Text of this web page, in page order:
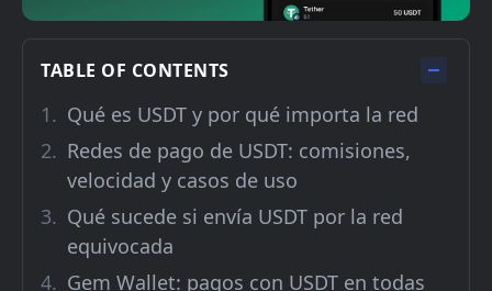
TABLE OF CONTENTS
Qué es USDT y por qué importa la red
Redes de pago de USDT: comisiones,
velocidad y casos de uso
Qué sucede si envía USDT por la red
equivocada
Gem Wallet: pagos con USDT en todas